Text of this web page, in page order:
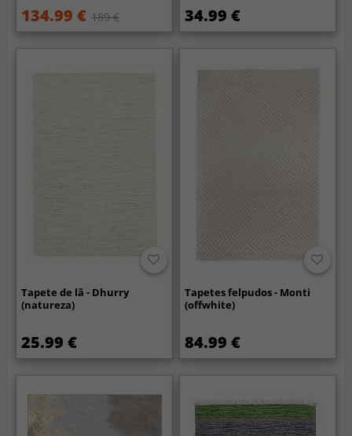
134.99 € 189 € 34.99 €
Tapete de lã - Dhurry
(natureza)
25.99 €
Tapetes felpudos - Monti
(offwhite)
84.99 €